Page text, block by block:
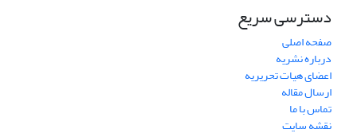
دسترسی سریع
صفحه اصلی
درباره نشریه
اعضای هیات تحریریه
ارسال مقاله
تماس با ما
نقشه سایت